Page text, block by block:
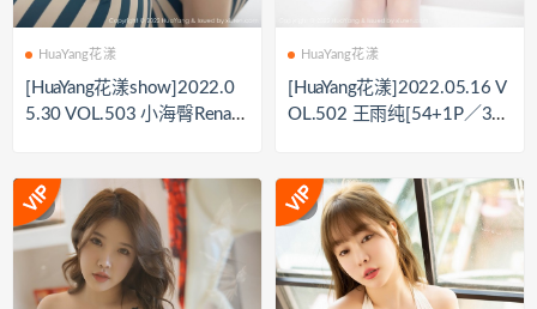
HuaYang花漾
[HuaYang花漾show]2022.0
5.30 VOL.503 小海臀Rena[4
HuaYang花漾
[HuaYang花漾]2022.05.16 V
OL.502 王雨纯[54+1P／39